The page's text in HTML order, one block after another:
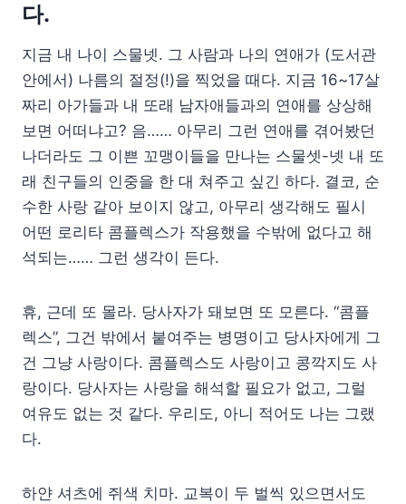
다.
지금 내 나이 스물넷. 그 사람과 나의 연애가 (도서관
안에서) 나름의 절정(!)을 찍었을 때다. 지금 16~17살
짜리 아가들과 내 또래 남자애들과의 연애를 상상해
보면 어떠냐고? 음…… 아무리 그런 연애를 겪어봤던
나더라도 그 이쁜 꼬맹이들을 만나는 스물셋-넷 내 또
래 친구들의 인중을 한 대 쳐주고 싶긴 하다. 결코, 순
수한 사랑 같아 보이지 않고, 아무리 생각해도 필시
어떤 로리타 콤플렉스가 작용했을 수밖에 없다고 해
석되는…… 그런 생각이 든다.
휴, 근데 또 몰라. 당사자가 돼보면 또 모른다. “콤플
렉스”, 그건 밖에서 붙여주는 병명이고 당사자에게 그
건 그냥 사랑이다. 콤플렉스도 사랑이고 콩깍지도 사
랑이다. 당사자는 사랑을 해석할 필요가 없고, 그럴
여유도 없는 것 같다. 우리도, 아니 적어도 나는 그랬
다.
하얀 셔츠에 쥐색 치마. 교복이 두 벌씩 있으면서도